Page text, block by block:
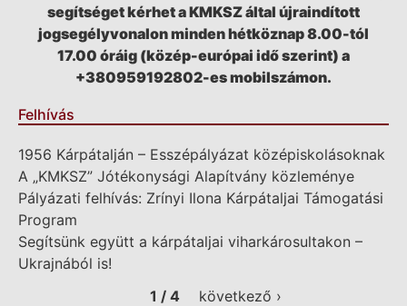
segítséget kérhet a KMKSZ által újraindított
jogsegélyvonalon minden hétköznap 8.00-tól
17.00 óráig (közép-európai idő szerint) a
+380959192802-es mobilszámon.
Felhívás
1956 Kárpátalján – Esszépályázat középiskolásoknak
A „KMKSZ” Jótékonysági Alapítvány közleménye
Pályázati felhívás: Zrínyi Ilona Kárpátaljai Támogatási
Program
Segítsünk együtt a kárpátaljai viharkárosultakon –
Ukrajnából is!
1 / 4
következő ›